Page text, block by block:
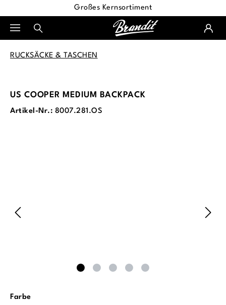
Großes Kernsortiment
RUCKSÄCKE & TASCHEN
US COOPER MEDIUM BACKPACK
Artikel-Nr.: 8007.281.OS
Farbeauswählen